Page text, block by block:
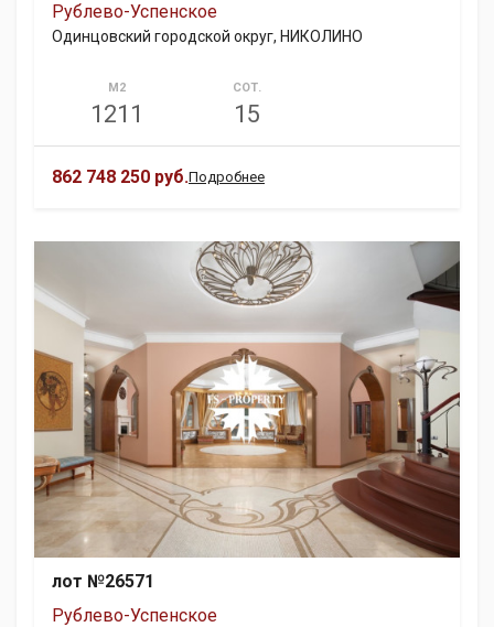
Рублево-Успенское
Одинцовский городской округ, НИКОЛИНО
М2
1211
СОТ.
15
862 748 250 руб.Подробнее
лот №26571
Рублево-Успенское